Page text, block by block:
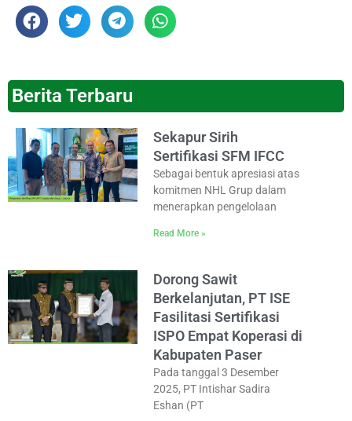
Berita Terbaru
Sekapur Sirih
Sertifikasi SFM IFCC
Sebagai bentuk apresiasi atas
komitmen NHL Grup dalam
menerapkan pengelolaan
Read More »
Dorong Sawit
Berkelanjutan, PT ISE
Fasilitasi Sertifikasi
ISPO Empat Koperasi di
Kabupaten Paser
Pada tanggal 3 Desember
2025, PT Intishar Sadira
Eshan (PT